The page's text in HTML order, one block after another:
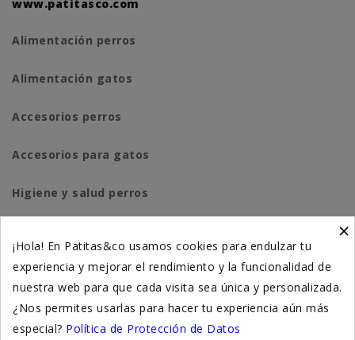
www.patitasco.com
Alimentación perros
Alimentación gatos
Accesorios perros
Accesorios para gatos
Higiene y salud perros
Suplementación natural
Otros
×
¡Hola! En Patitas&co usamos cookies para endulzar tu
experiencia y mejorar el rendimiento y la funcionalidad de
nuestra web para que cada visita sea única y personalizada.
¿Nos permites usarlas para hacer tu experiencia aún más
especial? Política de Protección de Datos